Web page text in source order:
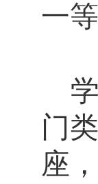
一
门
座